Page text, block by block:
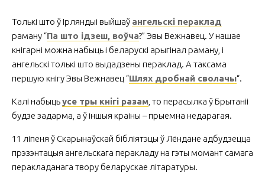
Толькі што ў Ірляндыі выйшаў ангельскі пераклад
раману “Па што ідзеш, воўча?” Эвы Вежнавец. У нашае
кнігарні можна набыць і беларускі арыгінал раману, і
ангельскі толькі што выдадзены пераклад. А таксама
першую кнігу Эвы Вежнавец “Шлях дробнай сволачы“.
Калі набыцьусе тры кнігі разам , то перасылка ў Брытаніі
будзе задарма, а ў іншыя краіны – прыемна недарагая.
11 ліпеня ў Скарынаўскай бібліятэцы ў Лёндане адбудзецца
прэзэнтацыя ангельскага перакладу на гэты момант самага
перакладанага твору беларускае літаратуры.